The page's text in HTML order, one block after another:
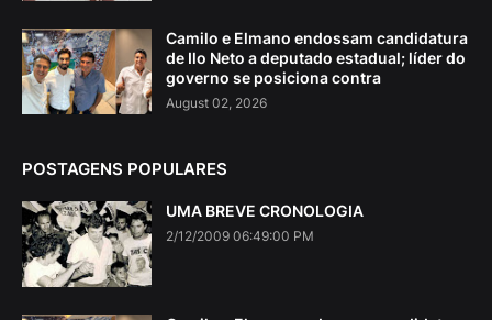
Camilo e Elmano endossam candidatura
de Ilo Neto a deputado estadual; líder do
governo se posiciona contra
August 02, 2026
POSTAGENS POPULARES
UMA BREVE CRONOLOGIA
2/12/2009 06:49:00 PM